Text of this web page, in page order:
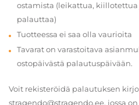
ostamista (leikattua,
palauttaa)
Tuotteessa ei saa olla vaurioita
Tavarat on varastoitava
ostopäivästä palautuspäivään.
Voit rekisteröidä palautuksen
stragendo@stragendo.ee, jossa